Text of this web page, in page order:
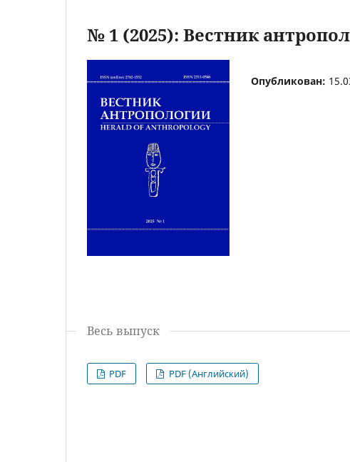
№ 1 (2025): Вестник
Опубликован:
Весь выпуск
PDF PDF (Английский)